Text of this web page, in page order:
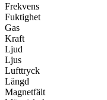
Frekvens
Fuktighet
Gas
Kraft
Ljud
Ljus
Lufttryck
Längd
Magnetfält